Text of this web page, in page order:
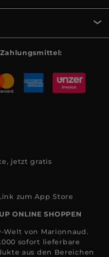
jetzt gratis
ONLINE SHOPPEN
von Marionnaud.
sofort lieferbare
aus den Bereichen